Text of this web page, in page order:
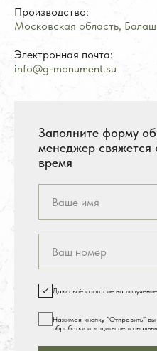
Производство:
Московская область,
Электронная почта:
info@g-monument.su
Заполните форму
менеджер
время
Даю своё согласие на
Нажимая кнопку ”Отправить”
обработки и защиты
© 2012-2026 ООО «Гранит-Монумент»
Стоимость услуг зависит от выбранного продукта и
*Meta Platforms Inc. (Facebook, Instagram, WhatsApp)
экстремистской организацией и запрещена на
Тверского районного суда г. Москвы от 21.03.2022 г.).
деятельность Meta, но использует WhatsApp
клиента.